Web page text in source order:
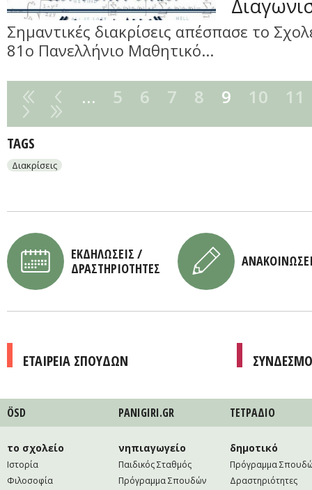
Σημαντικές διακρίσεις απέσπασε το
81ο Πανελλήνιο Μαθητικό...
… 5 6 7 8 9 10 11
TAGS
Διακρίσεις
ΕΚΔΗΛΩΣΕΙΣ /
ΔΡΑΣΤΗΡΙΟΤΗΤΕΣ
ΕΤΑΙΡΕΙΑ ΣΠΟΥΔΩΝ
ÖSD PANIGIRI.GR ΤΕΤΡAΔΙΟ
το σχολείο
Ιστορία
Φιλοσοφία
νηπιαγωγείο
Παιδικός Σταθμός
Πρόγραμμα Σπουδών
δημοτικό
Πρόγραμμα
Δραστηριότητες